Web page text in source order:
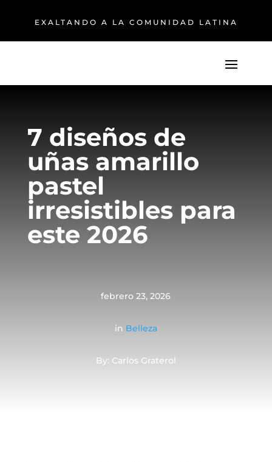
EXALTANDO A LA COMUNIDAD LATINA
7 diseños de
uñas amarillo
pastel
irresistibles para
este 2026
febrero 23, 2026
in Belleza
By: Carlos Graterol